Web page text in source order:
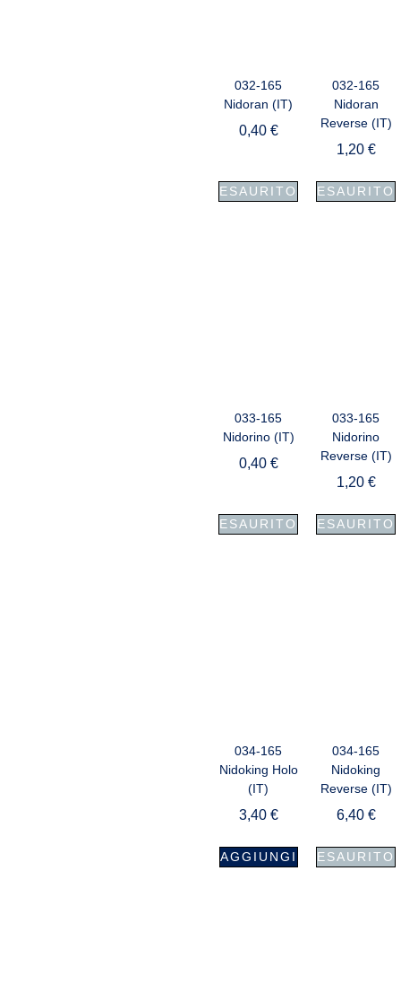
032-165
Nidoran (IT)
0,40 €
ESAURITO
032-165
Nidoran
Reverse (IT)
1,20 €
ESAURITO
033-165
Nidorino (IT)
0,40 €
ESAURITO
033-165
Nidorino
Reverse (IT)
1,20 €
ESAURITO
034-165
Nidoking Holo
(IT)
3,40 €
AGGIUNGI
034-165
Nidoking
Reverse (IT)
6,40 €
ESAURITO